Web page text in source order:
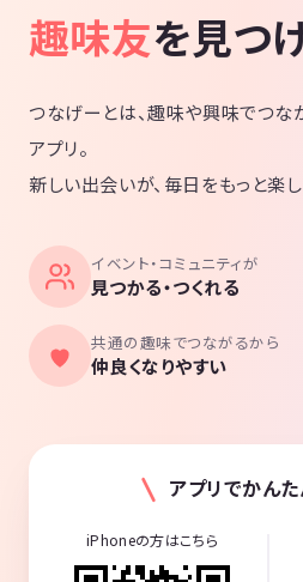
趣味友を見つ
つなげーとは、趣味や興味でつな
アプリ。
新しい出会いが、毎日をもっと楽し
イベント・コミュニティが
見つかる・つくれる
共通の趣味でつながるから
仲良くなりやすい
アプリでかんた
iPhoneの方はこちら